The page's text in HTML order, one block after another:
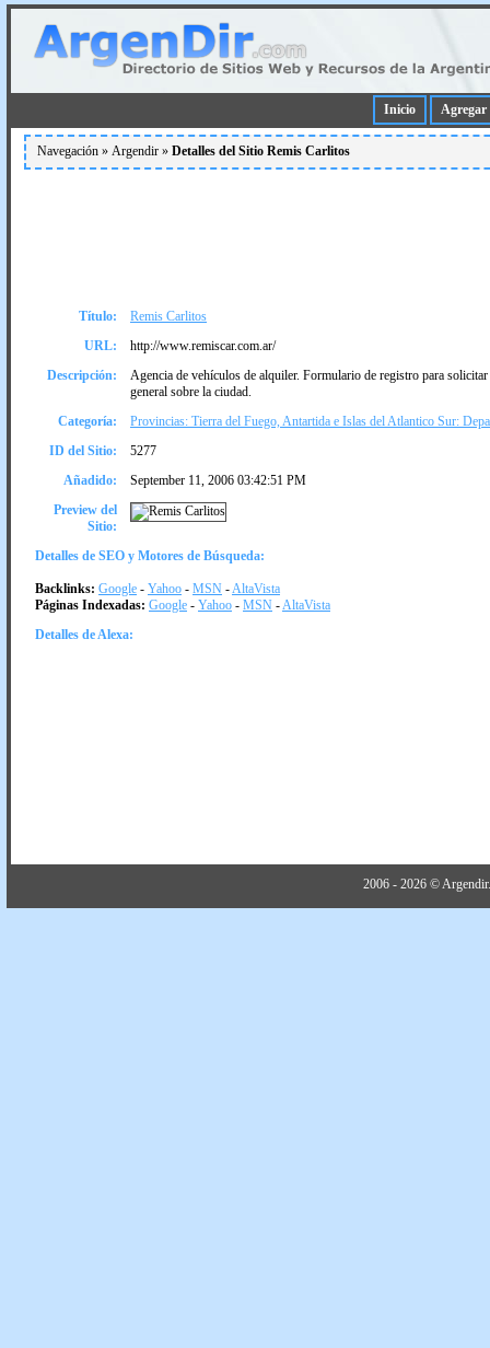
Inicio Agregar
Navegación » Argendir » Detalles del Sitio Remis Carlitos
Título:
Remis Carlitos
URL:
http://www.remiscar.com.ar/
Descripción:
Agencia de vehí­culos de alquiler. Formulario de registro para
general sobre la ciudad.
Categoría:
Provincias: Tierra del Fuego, Antartida e Islas del Atlantico Sur:
ID del Sitio:
5277
Añadido:
September 11, 2006 03:42:51 PM
Preview del
Sitio:
Detalles de SEO y Motores de Búsqueda:
Backlinks: Google - Yahoo - MSN -AltaVista
Páginas Indexadas: Google - Yahoo - MSN -AltaVista
Detalles de Alexa:
2006 - 2026 ©